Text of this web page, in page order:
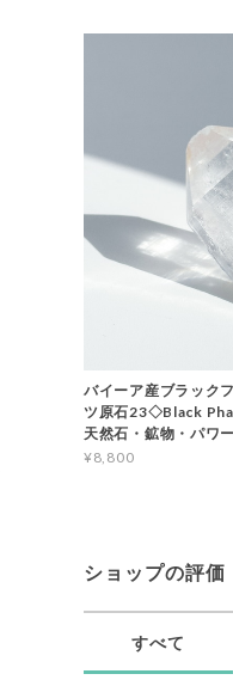
バイーア産ブラック
ツ原石23◇Black
天然石・鉱物・パワ
¥8,800
ショップの評価
すべて